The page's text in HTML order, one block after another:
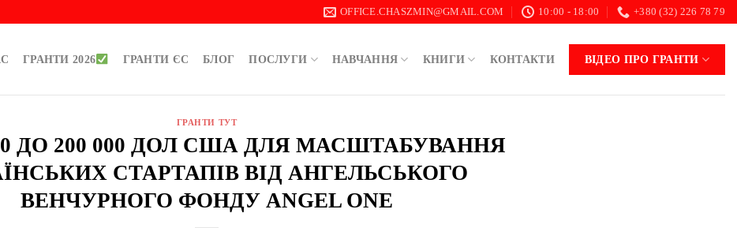
OFFICE.CHASZMIN@GMAIL.COM 10:00 - 18:00 +380 (32) 226 78 79
ГРАНТИ 2026 ГРАНТИ ЄС БЛОГ ПОСЛУГИ НАВЧАННЯ КНИГИ КОНТАКТИ ВІДЕО ПРО ГРАНТИ
ГРАНТИ ТУТ
ДО 200 000 ДОЛ США ДЛЯ МАСШТАБУВАННЯ
СТАРТАПІВ ВІД АНГЕЛЬСЬКОГО
ВЕНЧУРНОГО ФОНДУ ANGEL ONE